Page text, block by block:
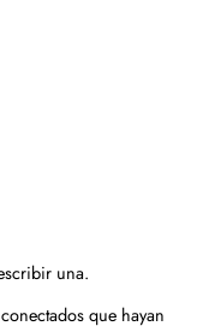
una.
que hayan